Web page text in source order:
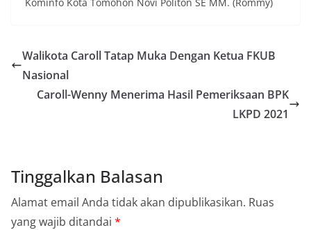
Walikota Caroll Tatap Muka Dengan Ketua FKUB
Nasional
Caroll-Wenny Menerima Hasil Pemeriksaan BPK
LKPD 2021
Tinggalkan Balasan
Alamat email Anda tidak akan dipublikasikan. Ruas
yang wajib ditandai *